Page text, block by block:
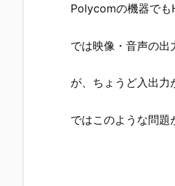
Polycomの機器で
では映像・音声の
が、ちょうど入出
ではこのような問題